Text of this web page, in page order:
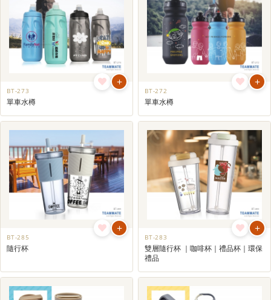
+
BT-273
單車水樽
+
BT-272
單車水樽
+
BT-285
隨行杯
+
BT-283
雙層隨行杯 ｜咖啡杯｜禮品杯｜環保
禮品